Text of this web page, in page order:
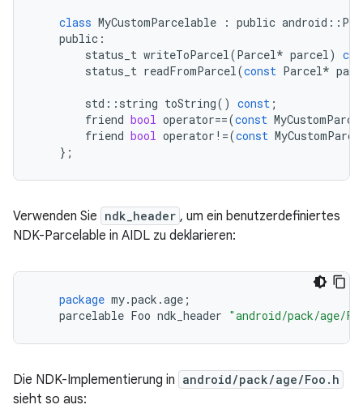
class MyCustomParcelable : public android ::
public :
status_t writeToParcel(Parcel* parcel)
status_t readFromParcel(const Parcel*
std :: string toString() const ;
friend bool operator==(const
friend bool operator !=(const
};
Verwenden Sie ndk_header , um ein benutzerdefiniertes
NDK-Parcelable in AIDL zu deklarieren:
package my.pack .age ;
parcelable Foo ndk_header "android/pack/age/
Die NDK-Implementierung in android/pack/age/Foo.h
sieht so aus: